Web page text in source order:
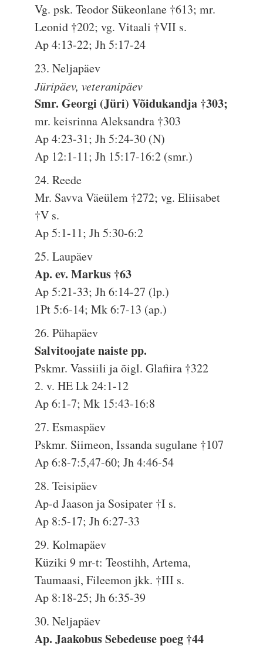
Vg. psk. Teodor Sükeonlane †613; mr.
Leonid †202; vg. Vitaali †VII s.
Ap 4:13-22; Jh 5:17-24
23. Neljapäev
Jüripäev, veteranipäev
Smr. Georgi (Jüri) Võidukandja †303;
mr. keisrinna Aleksandra †303
Ap 4:23-31; Jh 5:24-30 (N)
Ap 12:1-11; Jh 15:17-16:2 (smr.)
24. Reede
Mr. Savva Väeülem †272; vg. Eliisabet
†V s.
Ap 5:1-11; Jh 5:30-6:2
25. Laupäev
Ap. ev. Markus †63
Ap 5:21-33; Jh 6:14-27 (lp.)
1Pt 5:6-14; Mk 6:7-13 (ap.)
26. Pühapäev
Salvitoojate naiste pp.
Pskmr. Vassiili ja õigl. Glafiira †322
2. v. HE Lk 24:1-12
Ap 6:1-7; Mk 15:43-16:8
27. Esmaspäev
Pskmr. Siimeon, Issanda sugulane †107
Ap 6:8-7:5,47-60; Jh 4:46-54
28. Teisipäev
Ap-d Jaason ja Sosipater †I s.
Ap 8:5-17; Jh 6:27-33
29. Kolmapäev
Küziki 9 mr-t: Teostihh, Artema,
Taumaasi, Fileemon jkk. †III s.
Ap 8:18-25; Jh 6:35-39
30. Neljapäev
Ap. Jaakobus Sebedeuse poeg †44